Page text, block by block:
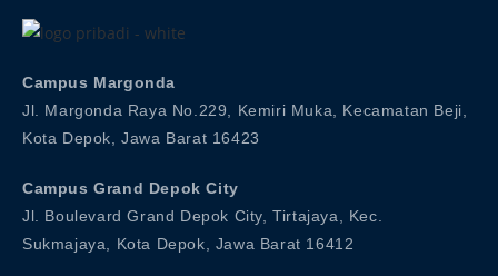
Campus Margonda
Jl. Margonda Raya No.229, Kemiri Muka, Kecamatan Beji,
Kota Depok, Jawa Barat 16423
Campus Grand Depok City
Jl. Boulevard Grand Depok City, Tirtajaya, Kec.
Sukmajaya, Kota Depok, Jawa Barat 16412